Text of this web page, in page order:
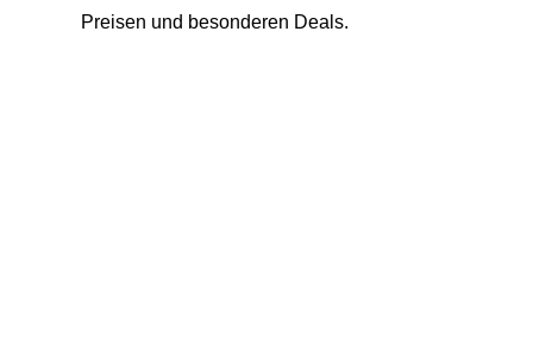
Preisen und besonderen Deals.